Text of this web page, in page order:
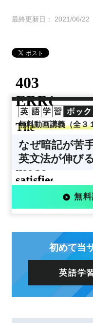
最終更新日： 2021/06/22
無料動画講義（全３
なぜ暗記が苦
英文法が伸び
無
初めて当
英語学